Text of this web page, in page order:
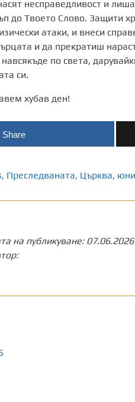
несправедливост и
до Твоето Слово. Защити
атаки, и внеси
и да прекратиш
по света,
си.
хубав ден!
Share
, Преследваната, Църква, юни
на публикуване: 07.06.2026